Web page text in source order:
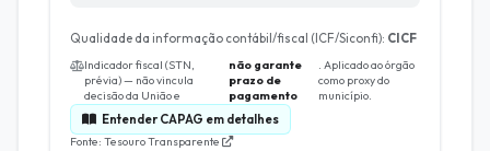
Qualidade da informação contábil/fiscal (ICF/Siconfi): CICF
Indicador fiscal (STN,
prévia) — não vincula
decisão da União e
não garante
prazo de
pagamento
. Aplicado ao órgão
como proxy do
município.
Entender CAPAG em detalhes
Fonte: Tesouro Transparente